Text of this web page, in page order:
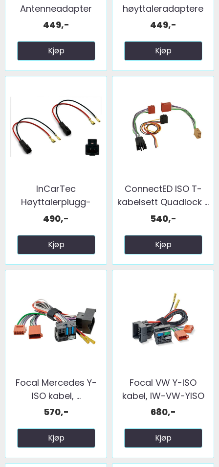
Antenneadapter
(FM) 2 x fakra ...
449,-
Kjøp
høyttaleradaptere
(165mm) ...
449,-
Kjøp
InCarTec
Høyttalerplugg-
adaptere ...
490,-
Kjøp
ConnectED ISO T-
kabelsett Quadlock ...
540,-
Kjøp
Focal Mercedes Y-
ISO kabel, ...
570,-
Kjøp
Focal VW Y-ISO
kabel, IW-VW-YISO
680,-
Kjøp